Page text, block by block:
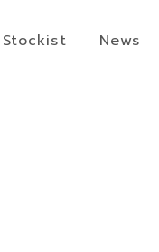
Stockist News